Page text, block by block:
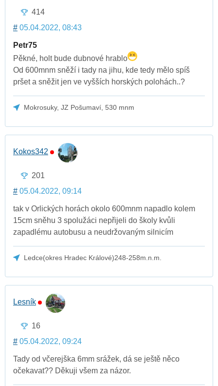
414
# 05.04.2022, 08:43
Petr75
Pěkné, holt bude dubnové hrablo
Od 600mnm sněží i tady na jihu, kde tedy mělo spíš
pršet a sněžit jen ve vyšších horských polohách..?
Mokrosuky, JZ Pošumaví, 530 mnm
Kokos342
201
# 05.04.2022, 09:14
tak v Orlických horách okolo 600mnm napadlo kolem
15cm sněhu 3 spolužáci nepřijeli do školy kvůli
zapadlému autobusu a neudržovaným silnicím
Ledce(okres Hradec Králové)248-258m.n.m.
Lesník
16
# 05.04.2022, 09:24
Tady od včerejška 6mm srážek, dá se ještě něco
očekavat?? Děkuji všem za názor.